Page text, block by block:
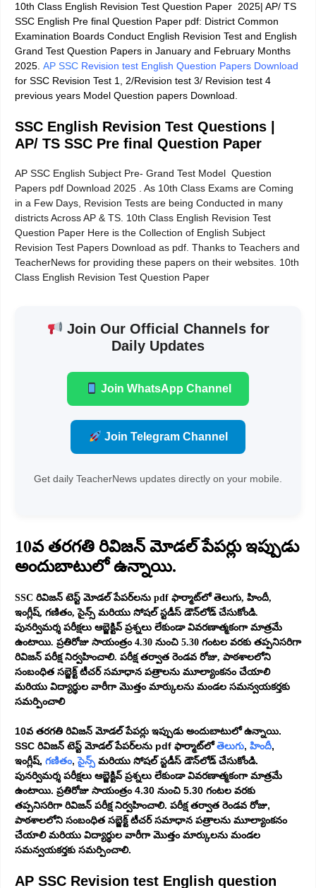
10th Class English Revision Test Question Paper 2025| AP/ TS
SSC English Pre final Question Paper pdf: District Common
Examination Boards Conduct English Revision Test and English
Grand Test Question Papers in January and February Months
2025. AP SSC Revision test English Question Papers Download
for SSC Revision Test 1, 2/Revision test 3/ Revision test 4
previous years Model Question papers Download.
SSC English Revision Test Questions |
AP/ TS SSC Pre final Question Paper
AP SSC English Subject Pre- Grand Test Model Question
Papers pdf Download 2025 . As 10th Class Exams are Coming
in a Few Days, Revision Tests are being Conducted in many
districts Across AP & TS. 10th Class English Revision Test
Question Paper Here is the Collection of English Subject
Revision Test Papers Download as pdf. Thanks to Teachers and
TeacherNews for providing these papers on their websites. 10th
Class English Revision Test Question Paper
Join Our Official Channels for
Daily Updates
Join WhatsApp Channel
Join Telegram Channel
Get daily TeacherNews updates directly on your mobile.
10వ తరగతి రివిజన్ మోడల్ పేపర్లు ఇప్పుడు
అందుబాటులో ఉన్నాయి.
SSC రివిజన్ టెస్ట్ మోడల్ పేపర్‌లను pdf ఫార్మాట్‌లో తెలుగు, హిందీ,
ఇంగ్లీష్, గణితం, సైన్స్ మరియు సోషల్ స్టడీస్ డౌన్‌లోడ్ చేసుకోండి.
పునర్విమర్శ పరీక్షలు ఆబ్జెక్టివ్ ప్రశ్నలు లేకుండా వివరణాత్మకంగా మాత్రమే
ఉంటాయి. ప్రతిరోజు సాయంత్రం 4.30 నుంచి 5.30 గంటల వరకు తప్పనిసరిగా
రివిజన్ పరీక్ష నిర్వహించాలి. పరీక్ష తర్వాత రెండవ రోజు, పాఠశాలలోని
సంబంధిత సబ్జెక్ట్ టీచర్ సమాధాన పత్రాలను మూల్యాంకనం చేయాలి
మరియు విద్యార్థుల వారీగా మొత్తం మార్కులను మండల సమన్వయకర్తకు
సమర్పించాలి
10వ తరగతి రివిజన్ మోడల్ పేపర్లు ఇప్పుడు అందుబాటులో ఉన్నాయి.
SSC రివిజన్ టెస్ట్ మోడల్ పేపర్‌లను pdf ఫార్మాట్‌లోతెలుగు, హిందీ,
ఇంగ్లీష్, గణితం,సైన్స్ మరియు సోషల్ స్టడీస్ డౌన్‌లోడ్ చేసుకోండి.
పునర్విమర్శ పరీక్షలు ఆబ్జెక్టివ్ ప్రశ్నలు లేకుండా వివరణాత్మకంగా మాత్రమే
ఉంటాయి. ప్రతిరోజు సాయంత్రం 4.30 నుంచి 5.30 గంటల వరకు
తప్పనిసరిగా రివిజన్ పరీక్ష నిర్వహించాలి. పరీక్ష తర్వాత రెండవ రోజు,
పాఠశాలలోని సంబంధిత సబ్జెక్ట్ టీచర్ సమాధాన పత్రాలను మూల్యాంకనం
చేయాలి మరియు విద్యార్థుల వారీగా మొత్తం మార్కులను మండల
సమన్వయకర్తకు సమర్పించాలి.
AP SSC Revision test English question